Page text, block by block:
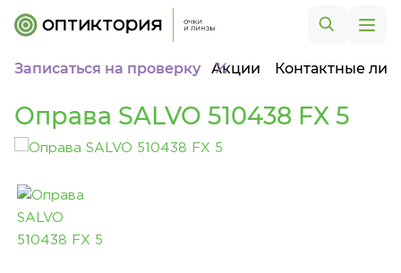
Записаться на проверку Акции Контактные
Оправа SALVO 510438 FX 5